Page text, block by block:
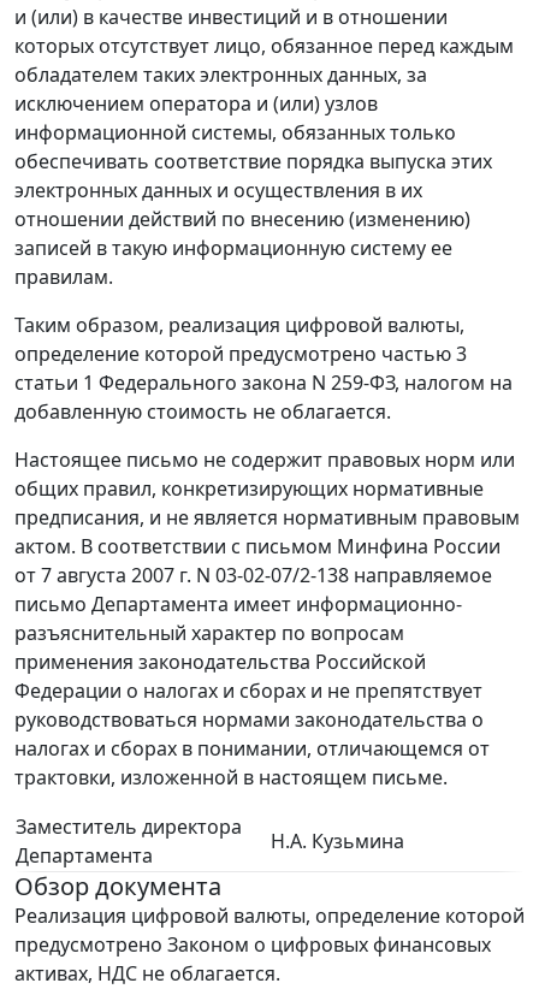
и (или) в качестве инвестиций и в отношении
которых отсутствует лицо, обязанное перед каждым
обладателем таких электронных данных, за
исключением оператора и (или) узлов
информационной системы, обязанных только
обеспечивать соответствие порядка выпуска этих
электронных данных и осуществления в их
отношении действий по внесению (изменению)
записей в такую информационную систему ее
правилам.
Таким образом, реализация цифровой валюты,
определение которой предусмотрено частью 3
статьи 1 Федерального закона N 259-ФЗ, налогом на
добавленную стоимость не облагается.
Настоящее письмо не содержит правовых норм или
общих правил, конкретизирующих нормативные
предписания, и не является нормативным правовым
актом. В соответствии с письмом Минфина России
от 7 августа 2007 г. N 03-02-07/2-138 направляемое
письмо Департамента имеет информационно-
разъяснительный характер по вопросам
применения законодательства Российской
Федерации о налогах и сборах и не препятствует
руководствоваться нормами законодательства о
налогах и сборах в понимании, отличающемся от
трактовки, изложенной в настоящем письме.
Заместитель директора
Департамента
Н.А. Кузьмина
Обзор документа
Реализация цифровой валюты, определение которой
предусмотрено Законом о цифровых финансовых
активах, НДС не облагается.